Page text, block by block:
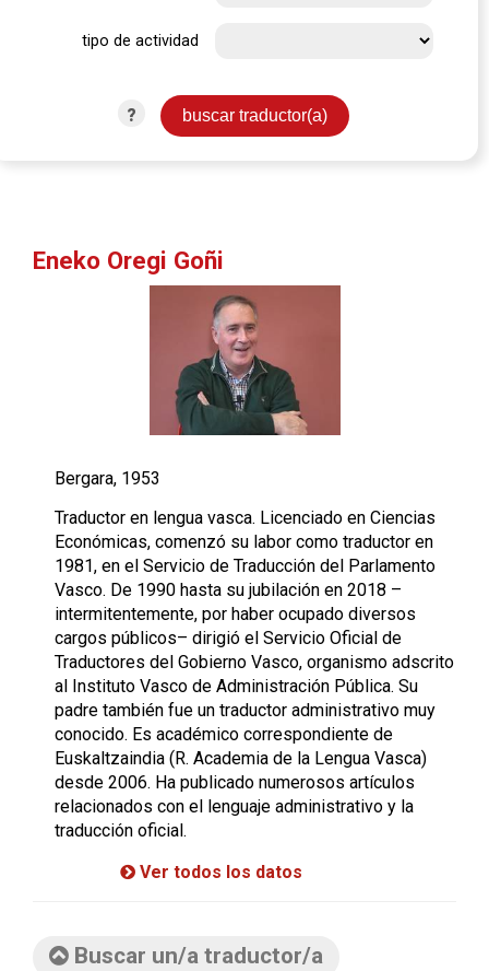
tipo de actividad
?
Eneko Oregi Goñi
Bergara, 1953
Traductor en lengua vasca. Licenciado en Ciencias
Económicas, comenzó su labor como traductor en
1981, en el Servicio de Traducción del Parlamento
Vasco. De 1990 hasta su jubilación en 2018 –
intermitentemente, por haber ocupado diversos
cargos públicos– dirigió el Servicio Oficial de
Traductores del Gobierno Vasco, organismo adscrito
al Instituto Vasco de Administración Pública. Su
padre también fue un traductor administrativo muy
conocido. Es académico correspondiente de
Euskaltzaindia (R. Academia de la Lengua Vasca)
desde 2006. Ha publicado numerosos artículos
relacionados con el lenguaje administrativo y la
traducción oficial.
Ver todos los datos
Buscar un/a traductor/a